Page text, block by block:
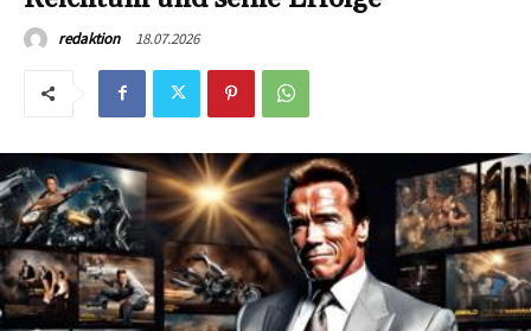
redaktion 18.07.2026